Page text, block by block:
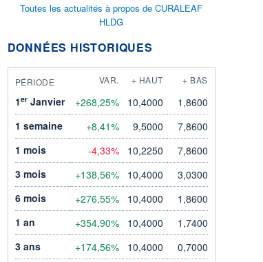
Toutes les actualités à propos de CURALEAF
HLDG
DONNÉES HISTORIQUES
PÉRIODE VAR. + HAUT + BAS
1erJanvier +268,25% 10,4000
1,8600
1 semaine
+8,41% 9,5000
7,8600
1 mois
-4,33% 10,2250
7,8600
3 mois
+138,56% 10,4000
3,0300
6 mois
+276,55% 10,4000
1,8600
1 an
+354,90% 10,4000
1,7400
3 ans
+174,56% 10,4000
0,7000